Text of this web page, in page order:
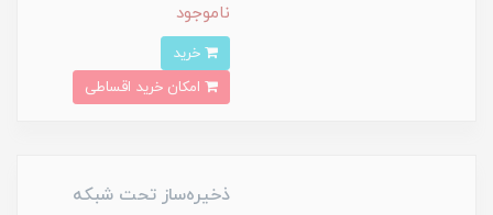
ناموجود
ذخیره‌ساز تحت شبکه